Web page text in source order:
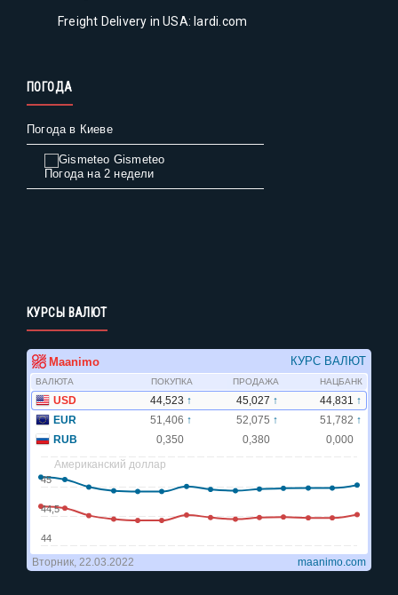
Freight Delivery in USA: lardi.com
ПОГОДА
Погода в Киеве
Gismeteo
Погода на 2 недели
КУРСЫ ВАЛЮТ